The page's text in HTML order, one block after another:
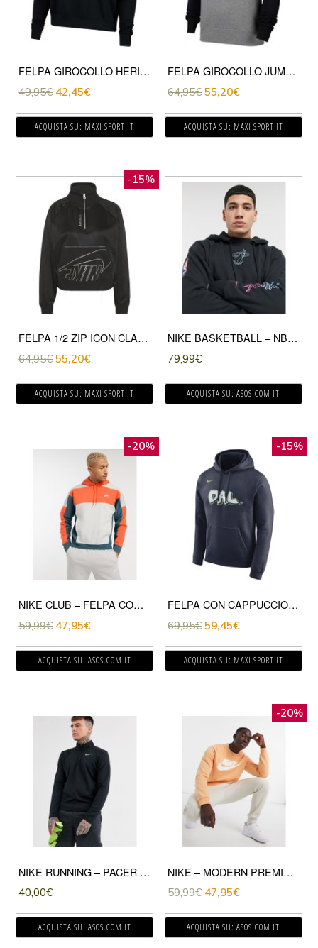
FELPA GIROCOLLO HERITAGE DONNA
49,95€ 42,45€
ACQUISTA SU: MAXI SPORT IT
FELPA GIROCOLLO JUMPMAN CLASSIC
64,95€ 55,20€
ACQUISTA SU: MAXI SPORT IT
-15%
FELPA 1/2 ZIP ICON CLASH
64,95€ 55,20€
ACQUISTA SU: MAXI SPORT IT
NIKE BASKETBALL – NBA MIAMI HEAT – FELPA CON CAPPUCCIO NERA CON LOGO A CANESTRO-NERO
79,99€
ACQUISTA SU: ASOS.COM IT
-20%
NIKE CLUB – FELPA CON CAPPUCCIO COLORBLOCK ARANCIONE/GRIGIO CHIARO
59,99€ 47,95€
ACQUISTA SU: ASOS.COM IT
-15%
FELPA CON CAPPUCCIO MAVS CITY EDITION
69,95€ 59,45€
ACQUISTA SU: MAXI SPORT IT
NIKE RUNNING – PACER – FELPA NERA CON ZIP CORTA-NERO
40,00€
ACQUISTA SU: ASOS.COM IT
-20%
NIKE – MODERN PREMIUM – FELPA GIROCOLLO IN DOPPIA MAGLIA ARANCIONE PALLIDO-VERDE
59,99€ 47,95€
ACQUISTA SU: ASOS.COM IT